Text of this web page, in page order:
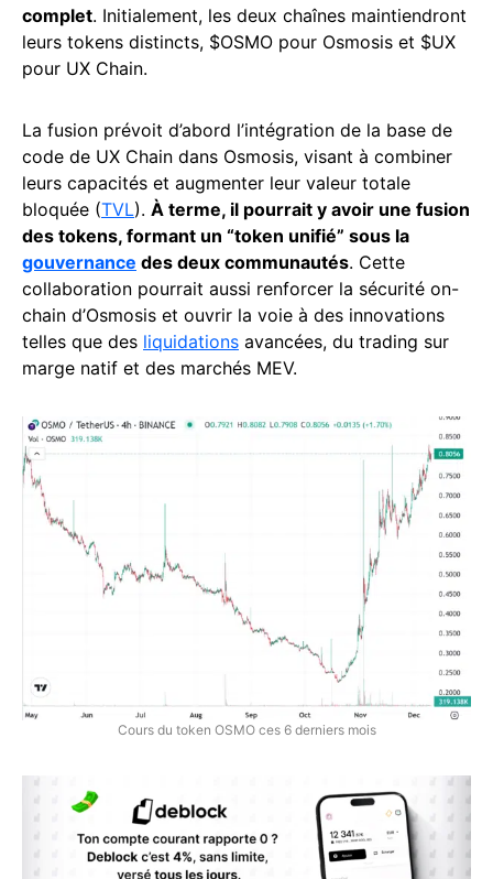
complet. Initialement, les deux chaînes maintiendront
leurs tokens distincts, $OSMO pour Osmosis et $UX
pour UX Chain.
La fusion prévoit d’abord l’intégration de la base de
code de UX Chain dans Osmosis, visant à combiner
leurs capacités et augmenter leur valeur totale
bloquée (TVL). À terme, il pourrait y avoir une fusion
des tokens, formant un “token unifié” sous la
gouvernance des deux communautés. Cette
collaboration pourrait aussi renforcer la sécurité on-
chain d’Osmosis et ouvrir la voie à des innovations
telles que des liquidations avancées, du trading sur
marge natif et des marchés MEV.
Cours du token OSMO ces 6 derniers mois